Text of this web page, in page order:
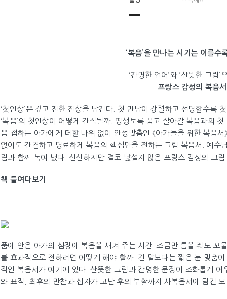
‘복음’을 만나는 시기는 이를수
‘간명한 언어’와 ‘산뜻한 그림’
프랑스 감성의 복음
‘첫인상’은 깊고 진한 잔상을 남긴다. 첫 만남이 강렬하고 선명할수록
‘복음’의 첫인상이 어떻게 간직될까. 평생토록 품고 살아갈 복음과의
음 접하는 아가에게 더할 나위 없이 안성맞춤인 《아가들을 위한 복음
없이도 간결하고 명료하게 복음의 핵심만을 전하는 그림 복음서. 예수
림과 함께 녹여 냈다. 신선하지만 결코 낯설지 않은 프랑스 감성의 그
책 들여다보기
품에 안은 아가의 심장에 복음을 새겨 주는 시간. 조금만 틈을 줘도 꼬
를 효과적으로 전하려면 어떻게 해야 할까. 긴 말보다는 짧은 눈 맞춤
적인 복음서가 여기에 있다. 산뜻한 그림과 간명한 문장이 조화롭게
와 표적, 최후의 만찬과 십자가 고난 후의 부활까지 사복음서에 담긴